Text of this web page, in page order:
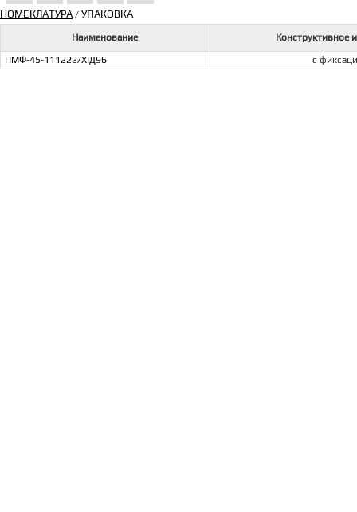
НОМЕКЛАТУРА/ УПАКОВКА
Наименование
Конструктивное
ПМФ-45-111222/XIД96
с